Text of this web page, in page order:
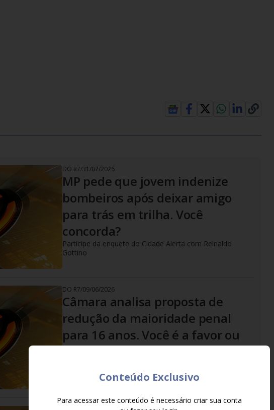
DO R7/31/07/2026
MP pede que jovem indenize
bombeiros após deixar amigo
para trás em trilha. Você
concorda?
Participe da enquete do Cidade Alerta com Reinaldo
Gottino
DO R7/09/06/2026
Câmara analisa proposta de
redução da maioridade penal
para 16 anos. Você é a favor ou
contra?
Conteúdo Exclusivo
Para acessar este conteúdo é necessário criar sua conta